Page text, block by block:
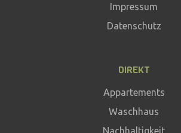
Impressum
Datenschutz
DIREKT
Appartements
Waschhaus
Nachhaltigkeit